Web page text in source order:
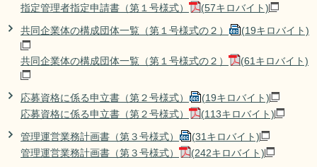
指定管理者指定申請書（第１号様式）
(57キロバイト)
共同企業体の構成団体一覧（第１号様式の２） (19キロバイト)
共同企業体の構成団体一覧（第１号様式の２） (61キロバイト)
応募資格に係る申立書（第２号様式）
(19キロバイト)
応募資格に係る申立書（第２号様式）
(113キロバイト)
管理運営業務計画書（第３号様式）
(31キロバイト)
管理運営業務計画書（第３号様式）
(242キロバイト)